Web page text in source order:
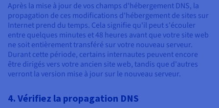
Après la mise à jour de vos champs d'hébergement DNS, la
propagation de ces modifications d'hébergement de sites sur
Internet prend du temps. Cela signifie qu'il peut s'écouler
entre quelques minutes et 48 heures avant que votre site web
ne soit entièrement transféré sur votre nouveau serveur.
Durant cette période, certains internautes peuvent encore
être dirigés vers votre ancien site web, tandis que d'autres
verront la version mise à jour sur le nouveau serveur.
4. Vérifiez la propagation DNS